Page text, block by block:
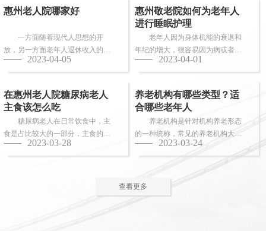
惠州老人院哪家好
一方面随着现代人思想的开
放，另一方面老年人退休收入的稳
步上升，选择惠州老人院进行疗养
的老人越来越...
2023-04-05
惠州敬老院如何为老年人
进行睡眠护理
老年人因为身体机能的衰退和
年纪的增大，很容易因为病或者各
种各样的原因导致失眠、多梦，睡
眠质量差等...
2023-04-01
在惠州老人院糖尿病老人
主食该怎么吃
糖尿病老人在日常饮食中，主
食是占比较大的一部分，主食的选
择对控制血糖水平至关重要。那
么，糖尿病老...
2023-03-28
养老机构有哪些类型？适
合哪些老年人
养老机构是针对机构养老形态
的一种统称，常见的养老机构大致
有这些类型：养老社区、老年公
寓、养老院、...
2023-03-24
查看更多